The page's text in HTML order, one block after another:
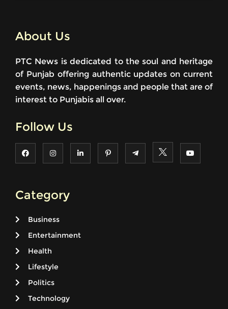
About Us
PTC News is dedicated to the soul and heritage
of Punjab offering authentic updates on current
events, news, happenings and people that are of
interest to Punjabis all over.
Follow Us
Category
Business
Entertainment
Health
Lifestyle
Politics
Technology